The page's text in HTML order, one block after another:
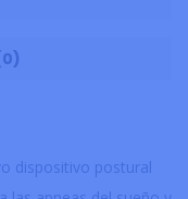
dispositivo postural